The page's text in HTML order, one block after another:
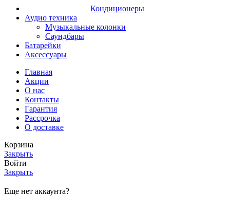
Кондиционеры
Аудио техника
Музыкальные колонки
Саундбары
Батарейки
Аксессуары
Главная
Акции
О нас
Контакты
Гарантия
Рассрочка
О доставке
Корзина
Закрыть
Войти
Закрыть
Еще нет аккаунта?